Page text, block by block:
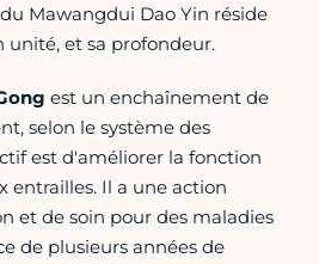
Mawangdui Dao Yin réside
unité, et sa profondeur.
est un enchaînement de
selon le système des
est d'améliorer la fonction
entrailles. Il a une action
et de soin pour des maladies
de plusieurs années de